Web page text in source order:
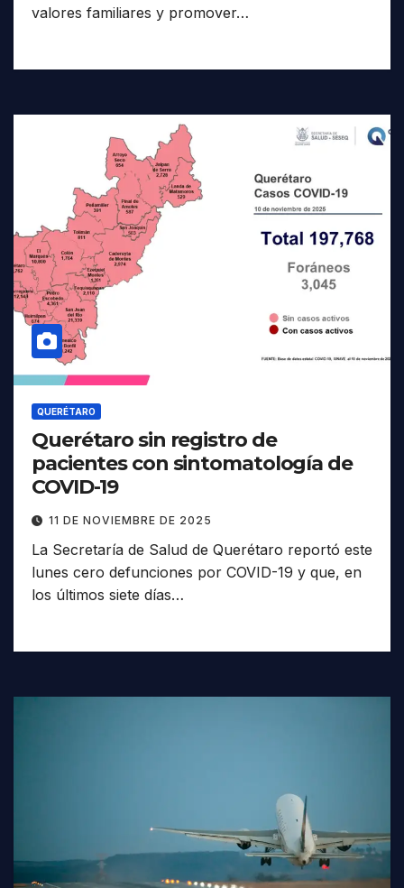
valores familiares y promover…
QUERÉTARO
Querétaro sin registro de
pacientes con sintomatología de
COVID-19
11 DE NOVIEMBRE DE 2025
La Secretaría de Salud de Querétaro reportó este
lunes cero defunciones por COVID-19 y que, en
los últimos siete días…